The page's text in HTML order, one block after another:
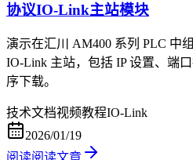
协议IO-Link主站模块
演示在汇川 AM400 系列 PLC 中
IO-Link 主站，包括 IP 设置、端
序下载。
技术文档视频教程IO-Link
2026/01/19